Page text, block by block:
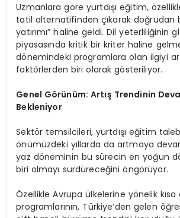
Uzmanlara göre yurtdışı eğitim,
tatil alternatifinden çıkarak doğrudan
yatırımı” haline geldi. Dil yeterliliğinin
piyasasında kritik bir kriter haline
dönemindeki programlara olan ilgiyi
faktörlerden biri olarak gösteriliyor.
Genel Görünüm: Artış Trendinin
Bekleniyor
Sektör temsilcileri, yurtdışı eğitim
önümüzdeki yıllarda da artmaya
yaz döneminin bu sürecin en yoğun
biri olmayı sürdüreceğini öngörüyor.
Özellikle Avrupa ülkelerine yönelik
programlarının, Türkiye’den gelen